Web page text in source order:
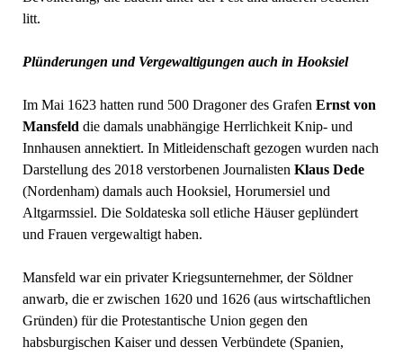
litt.
Plünderungen und Vergewaltigungen auch in Hooksiel
Im Mai 1623 hatten rund 500 Dragoner des Grafen Ernst von
Mansfeld die damals unabhängige Herrlichkeit Knip- und
Innhausen annektiert. In Mitleidenschaft gezogen wurden nach
Darstellung des 2018 verstorbenen Journalisten Klaus Dede
(Nordenham) damals auch Hooksiel, Horumersiel und
Altgarmssiel. Die Soldateska soll etliche Häuser geplündert
und Frauen vergewaltigt haben.
Mansfeld war ein privater Kriegsunternehmer, der Söldner
anwarb, die er zwischen 1620 und 1626 (aus wirtschaftlichen
Gründen) für die Protestantische Union gegen den
habsburgischen Kaiser und dessen Verbündete (Spanien,